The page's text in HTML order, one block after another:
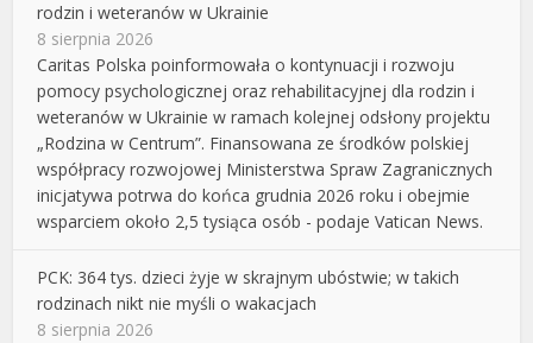
rodzin i weteranów w Ukrainie
8 sierpnia 2026
Caritas Polska poinformowała o kontynuacji i rozwoju
pomocy psychologicznej oraz rehabilitacyjnej dla rodzin i
weteranów w Ukrainie w ramach kolejnej odsłony projektu
„Rodzina w Centrum”. Finansowana ze środków polskiej
współpracy rozwojowej Ministerstwa Spraw Zagranicznych
inicjatywa potrwa do końca grudnia 2026 roku i obejmie
wsparciem około 2,5 tysiąca osób - podaje Vatican News.
PCK: 364 tys. dzieci żyje w skrajnym ubóstwie; w takich
rodzinach nikt nie myśli o wakacjach
8 sierpnia 2026